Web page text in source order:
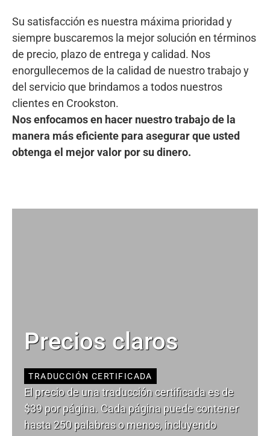
Su satisfacción es nuestra máxima prioridad y
siempre buscaremos la mejor solución en términos
de precio, plazo de entrega y calidad. Nos
enorgullecemos de la calidad de nuestro trabajo y
del servicio que brindamos a todos nuestros
clientes en Crookston.
Nos enfocamos en hacer nuestro trabajo de la
manera más eficiente para asegurar que usted
obtenga el mejor valor por su dinero.
Precios claros
TRADUCCIÓN CERTIFICADA
El precio de una traducción certificada es de
$39 por página. Cada página puede contener
hasta 250 palabras o menos, incluyendo